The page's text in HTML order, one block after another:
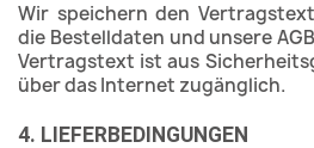
Wir speichern den
die Bestelldaten und unsere
Vertragstext ist aus
über das Internet zugänglich.
4. LIEFERBEDINGUNGEN